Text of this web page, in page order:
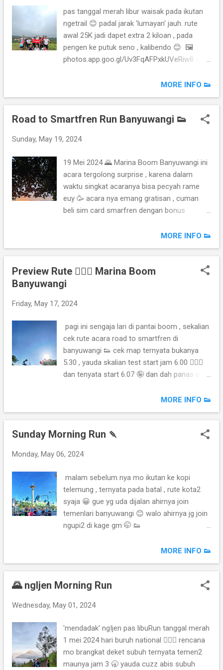
pas tanggal merah libur waisak pada ikutan
ngetrail 😊 padal jarak 'lumayan' jauh. rute
awal 25K jadi dapet extra 2 kiloan , pada
pengen ke putuk seno , kalibendo 😊 🖼️
photos.app.goo.gl/Uv3FqAFPxkUVeRiw8 🍊
🏃🏻 strava.app.link/c0dJyZJ4SJbMORE INFO 👟
Road to Smartfren Run Banyuwangi 👟
Sunday, May 19, 2024
19 Mei 2024 🌄 Marina Boom Banyuwangi ini
acara tergolong surprise , karena dalam
waktu singkat acaranya bisa pecyah rame
euy 🥳 acara nya emang gratisan , cuman
beli sim card smarfren dengan bonus
medali refreshments plus hiburan 🎶 tapi
bakalan rame kan . [ who knows behind the
scenes nya 🤭 ] 🖼️
photos.app.goo.gl/KqqaY8xz9zpzjpWq9 👟
drive.google.com/drive/folders/15Th_H4kJe
drive.google.com/drive/folders/1qn2PuDRC4
5Kwl--iEKeCI2jG1KWHkOIt 📷
drive.google.com/drive/folders/1TIZjJEHG18
M-WqZOVzw71h4gu11BAF1B 🏁
MORE INFO 👟
Preview Rute 🏃🏻‍♂️ Marina Boom
Banyuwangi
Friday, May 17, 2024
pagi ini sengaja lari di pantai boom , sekalian
cek rute acara road to smartfren di
banyuwangi 👟 cek map ternyata bukanya
5.30 , yauda skalian test start jam 6.00 🏃🏻‍♂️
dan tenyata start 6.07 🤪 dan dah panas euy
photos.app.goo.gl/Yt2n1bTd31eVmE9q6
MORE INFO 👟
Sunday Morning Run 🍡
Monday, May 06, 2024
malam sebelum nya mo ikutan ke kopi
telemung , ternyata pada batal , rute kota2
syaja 😀 gue yg uda dijalan ahirnya join
temenlari banyuwangi 😊 walo ahirnya jg join
ngupi2 di kage gm 🤭 👟
photos.app.goo.gl/t6awk6wREtwGDgBZ9
MORE INFO 👟
🌄 ngIjen Morning Run
Wednesday, May 01, 2024
'mendadak' ngIjen pas libuRun tanggal merah
1 mei 2024 hari buruh national 🏃🏼‍♂️ rencana
mo brangkat deket subuh ternyata temen2
maunya jam 3 🥱 yauda cuzz abis subuh